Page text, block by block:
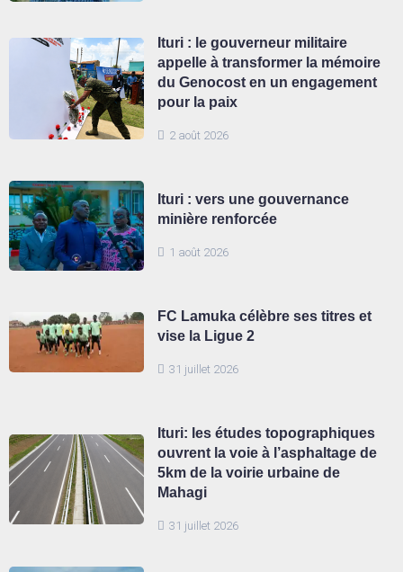
2 août 2026
Ituri : le gouverneur militaire
appelle à transformer la mémoire
du Genocost en un engagement
pour la paix
1 août 2026
Ituri : vers une gouvernance
minière renforcée
31 juillet 2026
FC Lamuka célèbre ses titres et
vise la Ligue 2
31 juillet 2026
Ituri: les études topographiques
ouvrent la voie à l’asphaltage de
5km de la voirie urbaine de
Mahagi